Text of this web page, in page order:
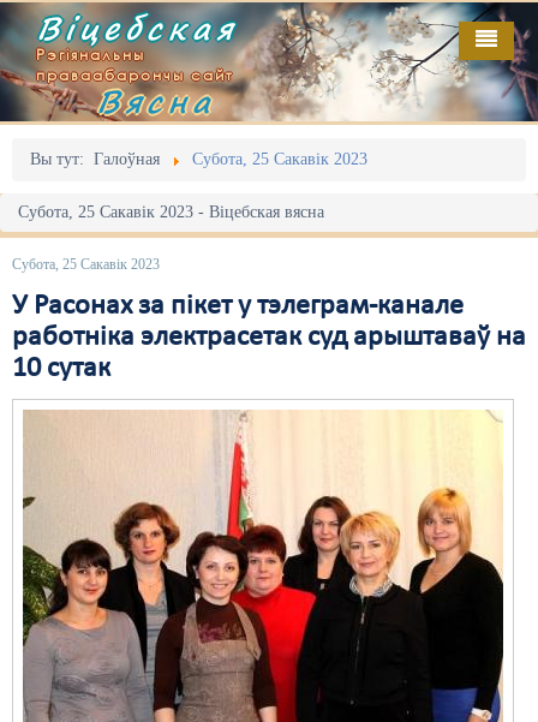
Віцебская
Рэгіянальны
праваабарончы сайт
Вясна
Вы тут: Галоўная Субота, 25 Сакавік 2023
Субота, 25 Сакавік 2023 - Віцебская вясна
Субота, 25 Сакавік 2023
У Расонах за пікет у тэлеграм-канале
работніка электрасетак суд арыштаваў на
10 сутак
Галоўная
Адміністрацыйны перасьлед
Акцыі
Выбары
Грамадзянскія ініцыятывы
Дзяржава
Затрыманьні
Карная псыхіятрыя
КПЧ ААН
Культурныя правы
ЛПП
Выданьні
Відэа
Пра нас
RSS